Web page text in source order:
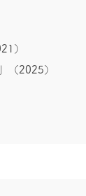
）
（2025）